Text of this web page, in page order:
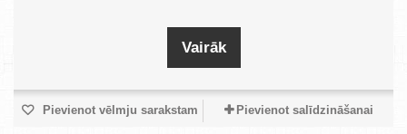
Vairāk
Pievienot vēlmju sarakstam Pievienot salīdzināšanai